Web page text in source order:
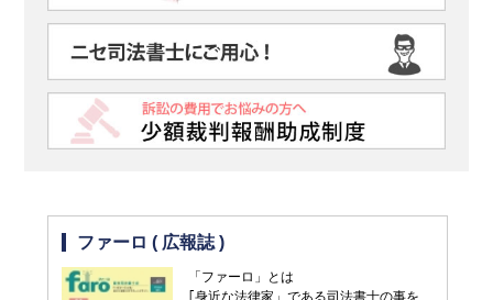
ファーロ ( 広報誌 )
「ファーロ」とは